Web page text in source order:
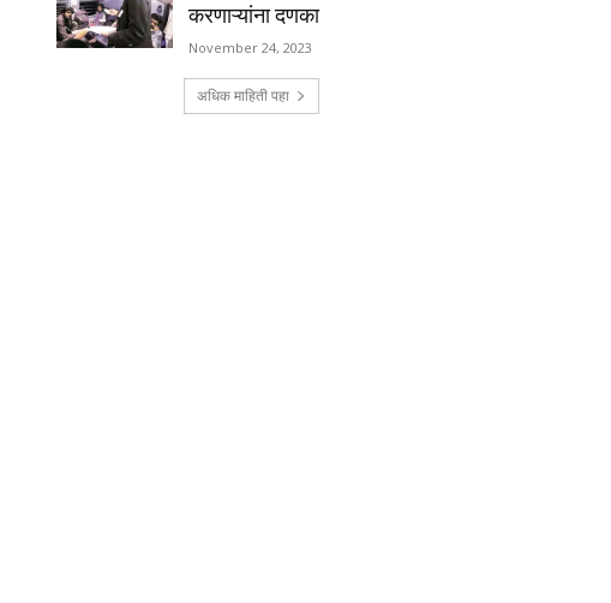
करणाऱ्यांना दणका
November 24, 2023
अधिक माहिती पहा